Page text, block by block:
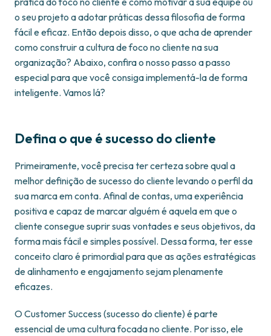
o seu projeto a adotar práticas dessa filosofia de forma
fácil e eficaz. Então depois disso, o que acha de aprender
como construir a cultura de foco no cliente na sua
organização? Abaixo, confira o nosso passo a passo
especial para que você consiga implementá-la de forma
inteligente. Vamos lá?
Defina o que é sucesso do cliente
Primeiramente, você precisa ter certeza sobre qual a
melhor definição de sucesso do cliente levando o perfil da
sua marca em conta. Afinal de contas, uma experiência
positiva e capaz de marcar alguém é aquela em que o
cliente consegue suprir suas vontades e seus objetivos, da
forma mais fácil e simples possível. Dessa forma, ter esse
conceito claro é primordial para que as ações estratégicas
de alinhamento e engajamento sejam plenamente
eficazes.
O Customer Success (sucesso do cliente) é parte
essencial de uma cultura focada no cliente. Por isso, ele